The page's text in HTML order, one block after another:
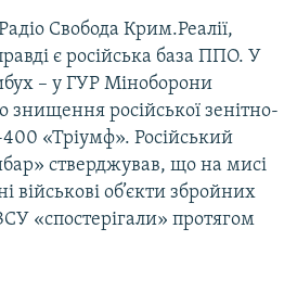
Свобода Крим.Реалії,
є російська база ППО. У
– у ГУР Міноборони
знищення російської зенітно-
«Тріумф». Російський
стверджував, що на мисі
військові об’єкти збройних
«спостерігали» протягом